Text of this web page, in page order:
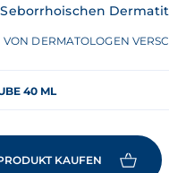
VON DERMATOLOGEN
40 ML
KAUFEN EINE